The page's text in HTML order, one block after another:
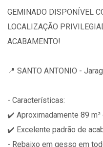
GEMINADO DISPONÍVEL
LOCALIZAÇÃO
ACABAMENTO!
📍 SANTO ANTONIO -
- Características:
✔️ Aproximadamente 89 m²
✔️ Excelente padrão de
- Rebaixo em gesso em